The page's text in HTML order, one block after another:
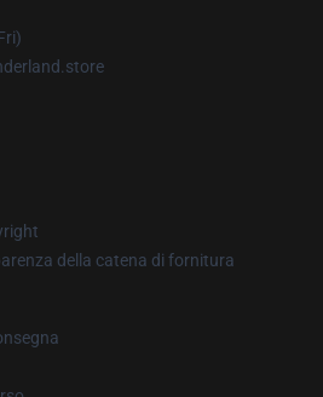
della catena di fornitura